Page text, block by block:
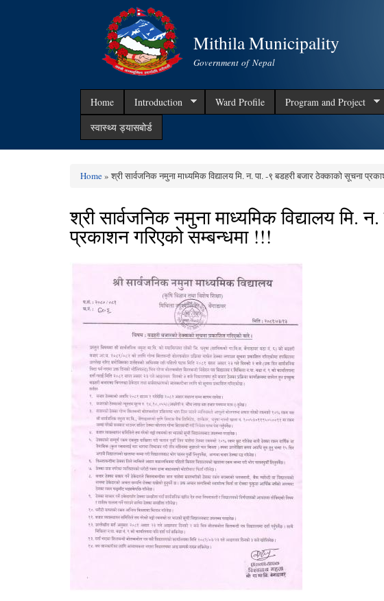
Mithila Municipality
Government of Nepal
Home Introduction Ward Profile Program and Project
स्वास्थ्य ड्यासबोर्ड
You are here
Home» श्री सार्वजनिक नमुना माध्यमिक विद्यालय मि. न. पा. -९ बडहरी बजार ठेक्काको सूचना
श्री सार्वजनिक नमुना माध्यमिक विद्यालय मि.
प्रकाशन गरिएको सम्बन्धमा !!!